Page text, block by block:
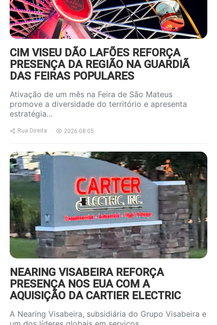
CIM VISEU DÃO LAFÕES REFORÇA
PRESENÇA DA REGIÃO NA GUARDIÃ
DAS FEIRAS POPULARES
Ativação de um mês na Feira de São Mateus
promove a diversidade do território e apresenta
estratégia…
Rua Direita 2026.08.05
https://www.ruadireita.pt/wp-
content/uploads/2026/08/Carter-
Electric-2-800x600.jpg
NEARING VISABEIRA REFORÇA
PRESENÇA NOS EUA COM A
AQUISIÇÃO DA CARTIER ELECTRIC
A Nearing Visabeira, subsidiária do Grupo Visabeira e